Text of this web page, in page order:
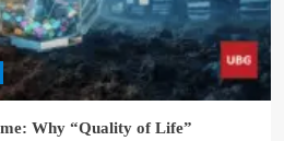
Why “Quality of Life”